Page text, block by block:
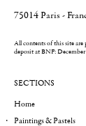
75014 Paris -
All contents of this site are
deposit at BNF:
SECTIONS
Home
Paintings & Pastels